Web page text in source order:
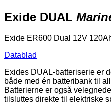
Exide DUAL
Exide ER600 Dual 12V
Datablad
Exides DUAL-batteriserie er
både med én batteribank til
Batterierne er også
tilsluttes direkte til elektriske